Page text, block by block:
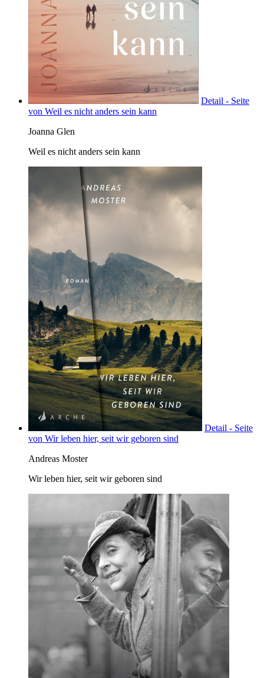
Detail - Seite
von Weil es nicht anders sein kann
Joanna Glen
Weil es nicht anders sein kann
Detail - Seite
von Wir leben hier, seit wir geboren sind
Andreas Moster
Wir leben hier, seit wir geboren sind